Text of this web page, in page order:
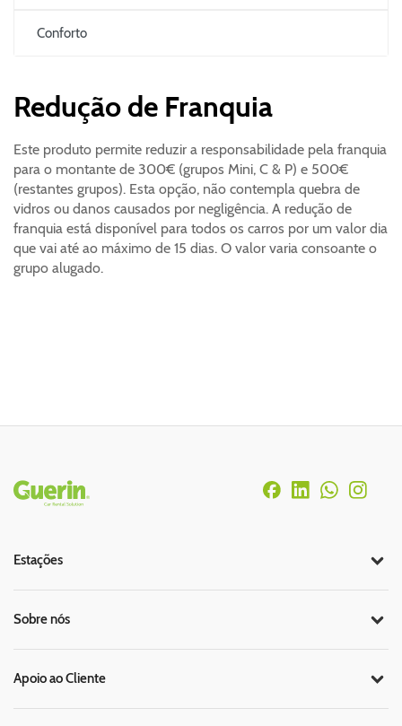
Conforto
Redução de Franquia
Este produto permite reduzir a responsabilidade pela franquia
para o montante de 300€ (grupos Mini, C & P) e 500€
(restantes grupos). Esta opção, não contempla quebra de
vidros ou danos causados por negligência. A redução de
franquia está disponível para todos os carros por um valor dia
que vai até ao máximo de 15 dias. O valor varia consoante o
grupo alugado.
Rodapé
Estações
Sobre nós
Apoio ao Cliente